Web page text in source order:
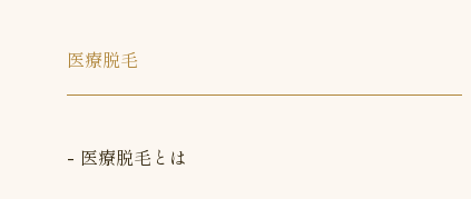
医療脱毛
医療脱毛とは